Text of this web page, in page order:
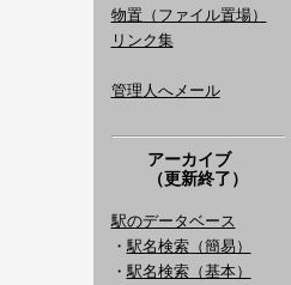
物置（ファイル置場）
リンク集
管理人へメール
アーカイブ
（更新終了）
駅のデータベース
・ 駅名検索（簡易）
・ 駅名検索（基本）